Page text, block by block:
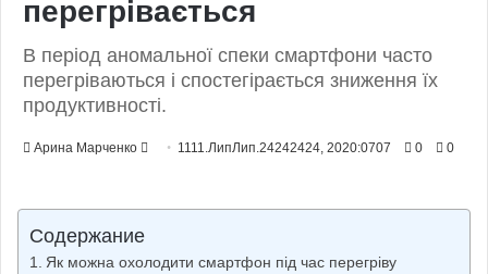
перегрівається
В період аномальної спеки смартфони часто
перегріваються і спостегірається зниження їх
продуктивності.
Арина Марченко
Send 1111.ЛипЛип.24242424, 2020:0707 0 0
Содержание
Як можна охолодити смартфон під час перегріву